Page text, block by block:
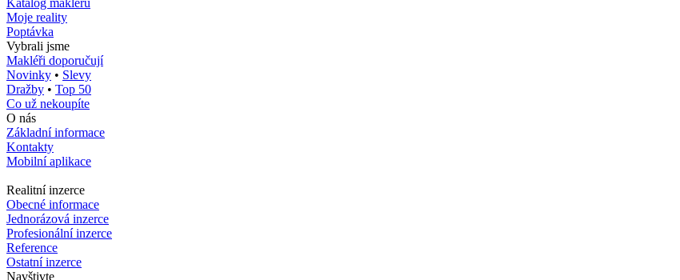
Katalog makléřů
Moje reality
Poptávka
Vybrali jsme
Makléři doporučují
Novinky • Slevy
Dražby • Top 50
Co už nekoupíte
O nás
Základní informace
Kontakty
Mobilní aplikace
Realitní inzerce
Obecné informace
Jednorázová inzerce
Profesionální inzerce
Reference
Ostatní inzerce
Navštivte